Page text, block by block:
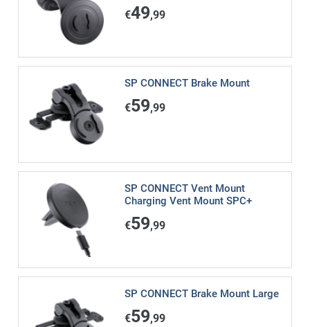
€49,99
SP CONNECT Brake Mount
€59,99
SP CONNECT Vent Mount
Charging Vent Mount SPC+
€59,99
SP CONNECT Brake Mount Large
€59,99